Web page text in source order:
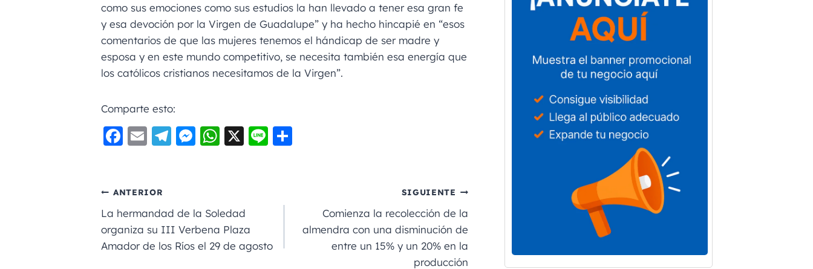
como sus emociones como sus estudios la han llevado a tener esa gran fe
y esa devoción por la Virgen de Guadalupe” y ha hecho hincapié en “esos
comentarios de que las mujeres tenemos el hándicap de ser madre y
esposa y en este mundo competitivo, se necesita también esa energía que
los católicos cristianos necesitamos de la Virgen”.
Comparte esto:
F
e
b
o
o
E
l
Te
m
M
n
g
er
W
A
p
p
X Li C
rt
ANTERIOR
La hermandad de la Soledad
organiza su III Verbena Plaza
Amador de los Ríos el 29 de agosto
SIGUIENTE
Comienza la recolección de la
almendra con una disminución de
entre un 15% y un 20% en la
producción